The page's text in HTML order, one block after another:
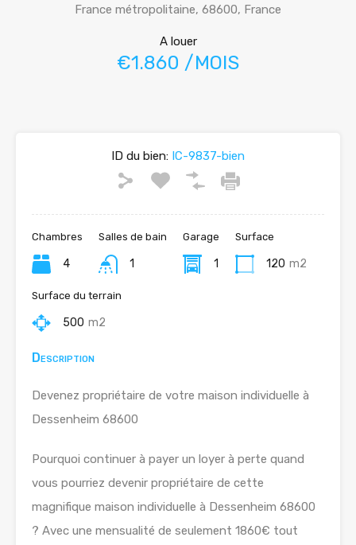
France métropolitaine, 68600, France
A louer
€1.860 /MOIS
ID du bien: IC-9837-bien
Chambres
4
Salles de bain
1
Garage
1
Surface
120 m2
Surface du terrain
500 m2
Description
Devenez propriétaire de votre maison individuelle à
Dessenheim 68600
Pourquoi continuer à payer un loyer à perte quand
vous pourriez devenir propriétaire de cette
magnifique maison individuelle à Dessenheim 68600
? Avec une mensualité de seulement 1860€ tout